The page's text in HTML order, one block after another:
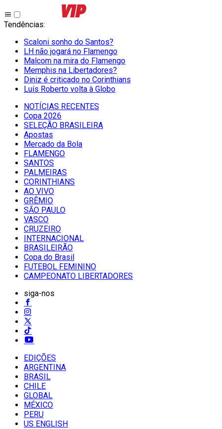
Tendências:
Scaloni sonho do Santos?
LH não jogará no Flamengo
Malcom na mira do Flamengo
Memphis na Libertadores?
Diniz é criticado no Corinthians
Luís Roberto volta à Globo
NOTÍCIAS RECENTES
Copa 2026
SELEÇÃO BRASILEIRA
Apostas
Mercado da Bola
FLAMENGO
SANTOS
PALMEIRAS
CORINTHIANS
AO VIVO
GRÊMIO
SĀO PAULO
VASCO
CRUZEIRO
INTERNACIONAL
BRASILEIRÃO
Copa do Brasil
FUTEBOL FEMININO
CAMPEONATO LIBERTADORES
siga-nos
EDIÇÕES
ARGENTINA
BRASIL
CHILE
GLOBAL
MÉXICO
PERU
US ENGLISH